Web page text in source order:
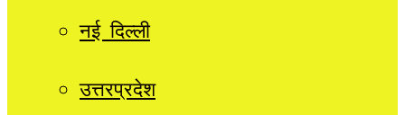
नई दिल्ली
उत्तरप्रदेश